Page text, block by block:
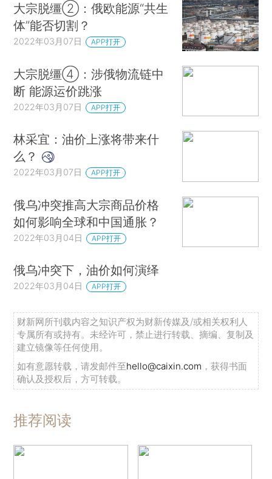
大宗脱缰②：俄欧能源“共生
体”能否切割？
2022年03月07日 APP打开
大宗脱缰④：涉俄物流链中
断 能源运价跳涨
2022年03月07日 APP打开
林采宜：油价上涨将带来什
么？
2022年03月07日 APP打开
俄乌冲突推高大宗商品价格
如何影响全球和中国通胀？
2022年03月04日 APP打开
俄乌冲突下，油价如何演绎
2022年03月04日 APP打开
财新网所刊载内容之知识产权为财新传媒及/或相关权利人
专属所有或持有。未经许可，禁止进行转载、摘编、复制及
建立镜像等任何使用。
如有意愿转载，请发邮件至hello@caixin.com ，获得书面
确认及授权后，方可转载。
推荐阅读